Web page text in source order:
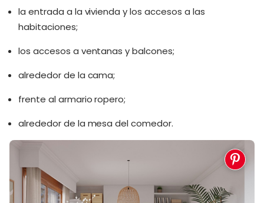
la entrada a la vivienda y los accesos a las
habitaciones;
los accesos a ventanas y balcones;
alrededor de la cama;
frente al armario ropero;
alrededor de la mesa del comedor.